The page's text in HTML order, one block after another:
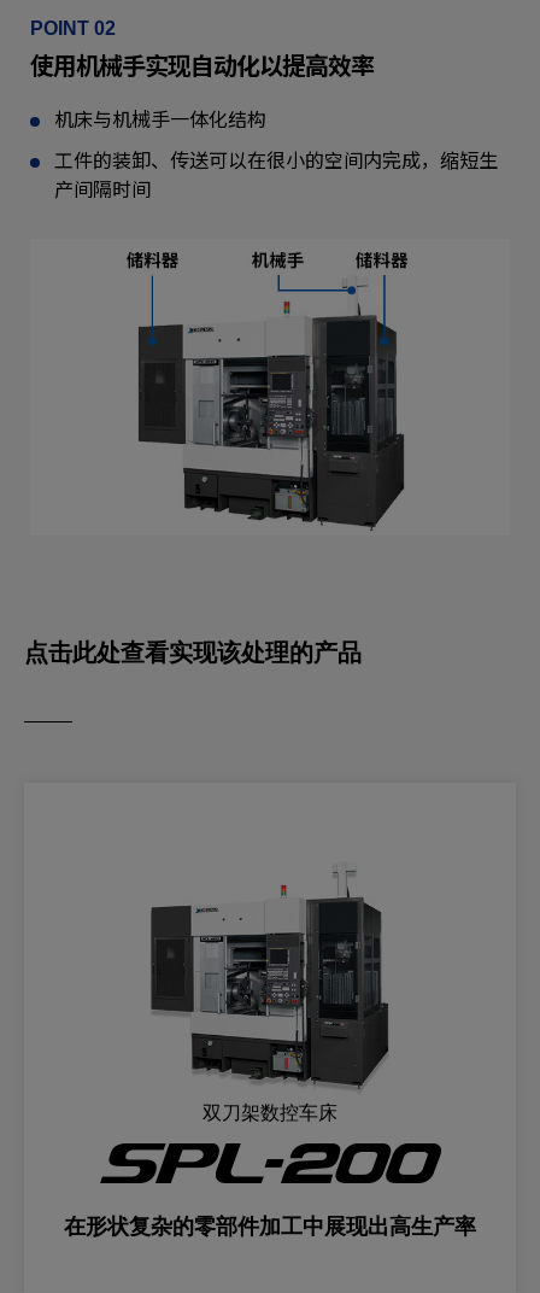
POINT 02
使用机械手实现自动化以提高效率
机床与机械手一体化结构
工件的装卸、传送可以在很小的空间内完成，缩短生
产间隔时间
点击此处查看实现该处理的产品
双刀架数控车床
在形状复杂的零部件加工中展现出高生产率